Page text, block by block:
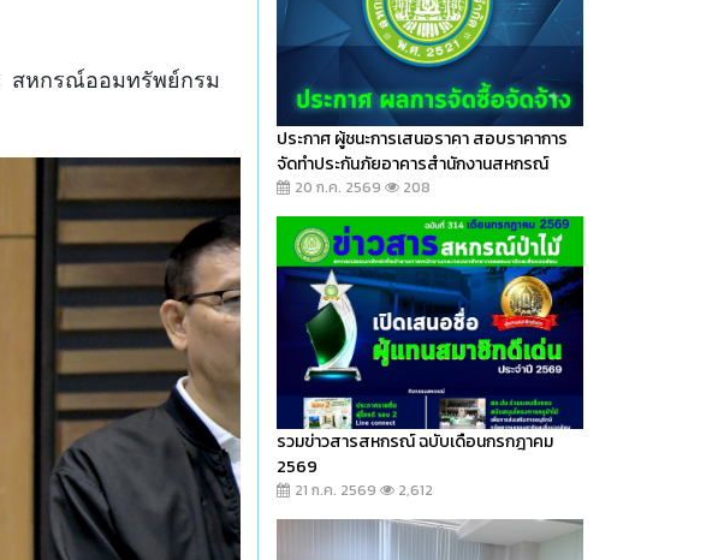
สหกรณ์ออมทรัพย์กรม
ประกาศ ผู้ชนะการเสนอราคา สอบราคาการ
จัดทำประกันภัยอาคารสำนักงานสหกรณ์
20 ก.ค. 2569 208
รวมข่าวสารสหกรณ์ ฉบับเดือนกรกฎาคม
2569
21 ก.ค. 2569 2,612